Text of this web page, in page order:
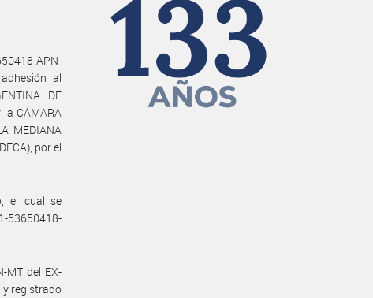
APN-
al
DE
la CÁMARA
MEDIANA
por el
el cual se
53650418-
MT del EX-
y registrado